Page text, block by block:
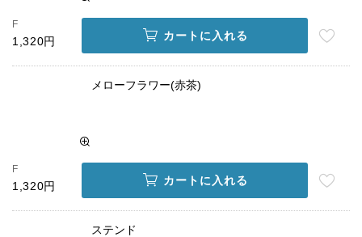
F
1,320円 カートに入れる
メローフラワー(赤茶)
F
1,320円 カートに入れる
ステンド